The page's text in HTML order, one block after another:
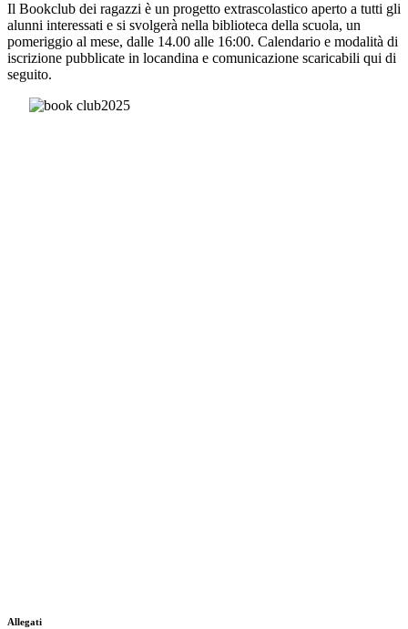
Il Bookclub dei ragazzi è un progetto extrascolastico aperto a tutti gli
alunni interessati e si svolgerà nella biblioteca della scuola, un
pomeriggio al mese, dalle 14.00 alle 16:00. Calendario e modalità di
iscrizione pubblicate in locandina e comunicazione scaricabili qui di
seguito.
Allegati